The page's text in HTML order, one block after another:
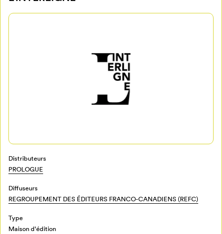
Mon Salon
Programmation
Billetterie
Distributeurs
PROLOGUE
Diffuseurs
REGROUPEMENT DES ÉDITEURS FRANCO-CANADIENS (REFC)
Type
Maison d'édition